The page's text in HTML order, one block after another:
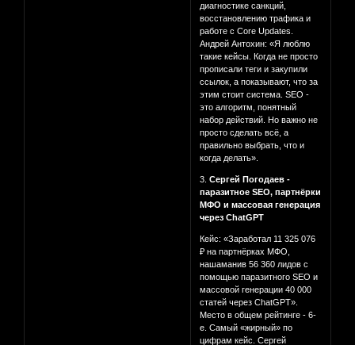
диагностике санкций,
восстановлению трафика и
работе с Core Updates.
Андрей Антохин: «Я люблю
такие кейсы. Когда не просто
прописали теги и закупили
ссылок, а показывают, что за
этим стоит система. SEO -
это алгоритм, понятный
набор действий. Но важно не
просто сделать всё, а
правильно выбрать, что и
когда делать».
3.Сергей Погодаев -
паразитное SEO, партнёрки
МФО и массовая генерация
через ChatGPT
Кейс: «Заработал 11 325 076
₽ на партнёрках МФО,
нашаманив 56 360 лидов с
помощью паразитного SEO и
массовой генерации 40 000
статей через ChatGPT».
Место в общем рейтинге - 6-
е. Самый «жирный» по
цифрам кейс. Сергей